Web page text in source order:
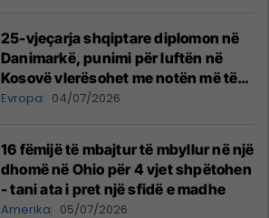
25-vjeçarja shqiptare diplomon në
Danimarkë, punimi për luftën në
Kosovë vlerësohet me notën më të
lartë
Evropa 04/07/2026
16 fëmijë të mbajtur të mbyllur në një
dhomë në Ohio për 4 vjet shpëtohen
- tani ata i pret një sfidë e madhe
Amerika 05/07/2026